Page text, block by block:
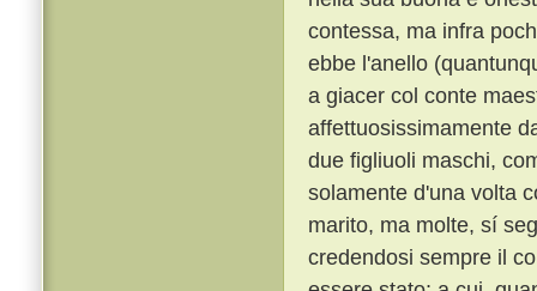
contessa, ma infra
ebbe l'anello
a giacer col conte
affettuosissimamente
due figliuoli maschi,
solamente d'una volta
marito, ma molte, sí
credendosi sempre il